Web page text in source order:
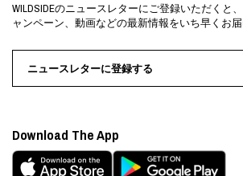
WILDSIDEのニュースレターにご登録いただくと
ャンペーン、動画などの最新情報をいち早くお届
ニュースレターに登録する
Download The App